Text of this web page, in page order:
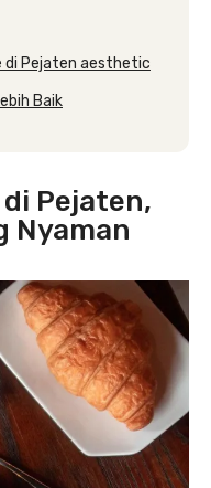
di Pejaten aesthetic
Baik
Pejaten,
Nyaman